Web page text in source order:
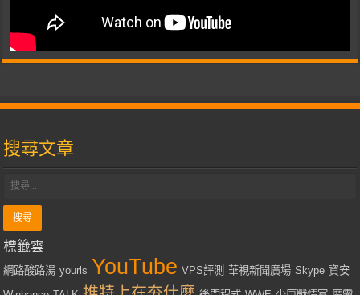
搜尋文章
標籤雲
網路酸路湯 yourls YouTube VPS評測 華視新聞廣場 Skype 資安